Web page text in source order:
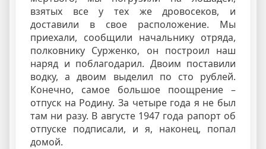
взятых все у тех же дровосеков, и
доставили в свое расположение. Мы
приехали, сообщили начальнику отряда,
полковнику Сурженко, он построил наш
наряд и поблагодарил. Двоим поставили
водку, а двоим выделил по сто рублей.
Конечно, самое большое поощрение –
отпуск на Родину. За четыре года я не был
там ни разу. В августе 1947 года рапорт об
отпуске подписали, и я, наконец, попал
домой.